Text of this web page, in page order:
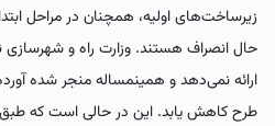
زیرساخت‌های اولیه، همچنان در مراحل
حال انصراف هستند. وزارت راه و
ارائه نمی‌دهد و همینمساله منجر شده
طرح کاهش یابد. این در حالی است که طبق